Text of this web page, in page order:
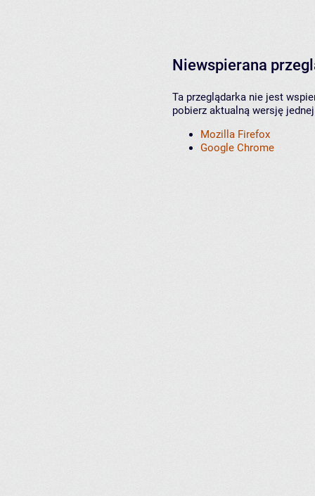
Niewspierana
Ta przeglądarka nie jest
pobierz aktualną wersję
Mozilla Firefox
Google Chrome